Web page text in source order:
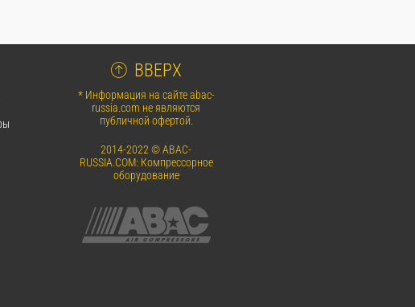
ВВЕРХ
* Информация на сайте abac-
russia.com не являются
публичной офертой.
2014-2022 © ABAC-
RUSSIA.COM: Компрессорное
оборудование